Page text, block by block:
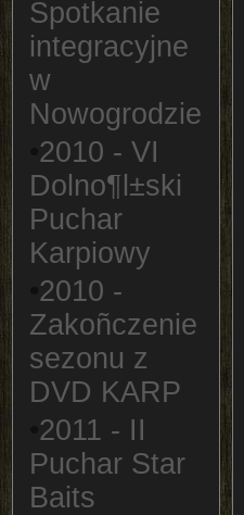
Spotkanie
integracyjne
w
Nowogrodzie
2010 - VI
Dolno¶l±ski
Puchar
Karpiowy
2010 -
Zakoñczenie
sezonu z
DVD KARP
2011 - II
Puchar Star
Baits